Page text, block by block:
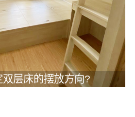
双层床的摆放方向?